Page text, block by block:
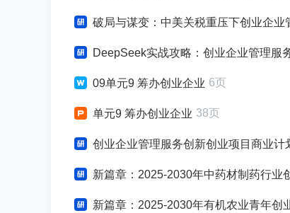
破局与谋变：中美关税重压下创业企业管理
DeepSeek实战攻略：创业企业管理服务
09单元9 筹办创业企业 6页
单元9 筹办创业企业 38页
创业企业管理服务创新创业项目商业计
新篇章：2025-2030年中药材制药行业创业
新篇章：2025-2030年有机农业青年创业